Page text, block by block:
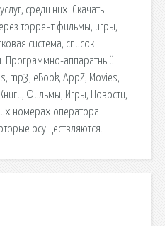
среди них. Скачать
торрент фильмы, игры,
сиcтема, список
Программно-аппаратный
mp3, eBook, AppZ, Movies,
Фильмы, Игры, Новости,
номерах оператора
осуществляются.